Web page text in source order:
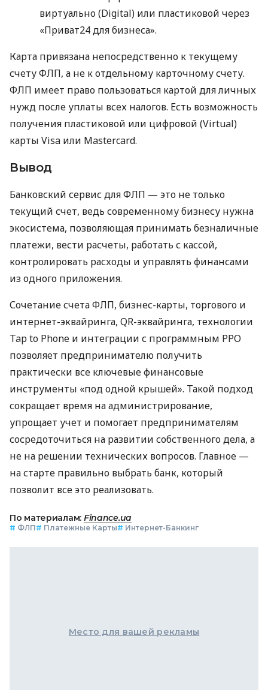
виртуально (Digital) или пластиковой через
«Приват24 для бизнеса».
Карта привязана непосредственно к текущему
счету ФЛП, а не к отдельному карточному счету.
ФЛП имеет право пользоваться картой для личных
нужд после уплаты всех налогов. Есть возможность
получения пластиковой или цифровой (Virtual)
карты Visa или Mastercard.
Вывод
Банковский сервис для ФЛП — это не только
текущий счет, ведь современному бизнесу нужна
экосистема, позволяющая принимать безналичные
платежи, вести расчеты, работать с кассой,
контролировать расходы и управлять финансами
из одного приложения.
Сочетание счета ФЛП, бизнес-карты, торгового и
интернет-эквайринга, QR-эквайринга, технологии
Tap to Phone и интеграции с программным РРО
позволяет предпринимателю получить
практически все ключевые финансовые
инструменты «под одной крышей». Такой подход
сокращает время на администрирование,
упрощает учет и помогает предпринимателям
сосредоточиться на развитии собственного дела, а
не на решении технических вопросов. Главное —
на старте правильно выбрать банк, который
позволит все это реализовать.
По материалам: Finance.ua
# ФЛП# Платежные Карты# Интернет-Банкинг
Место для вашей рекламы